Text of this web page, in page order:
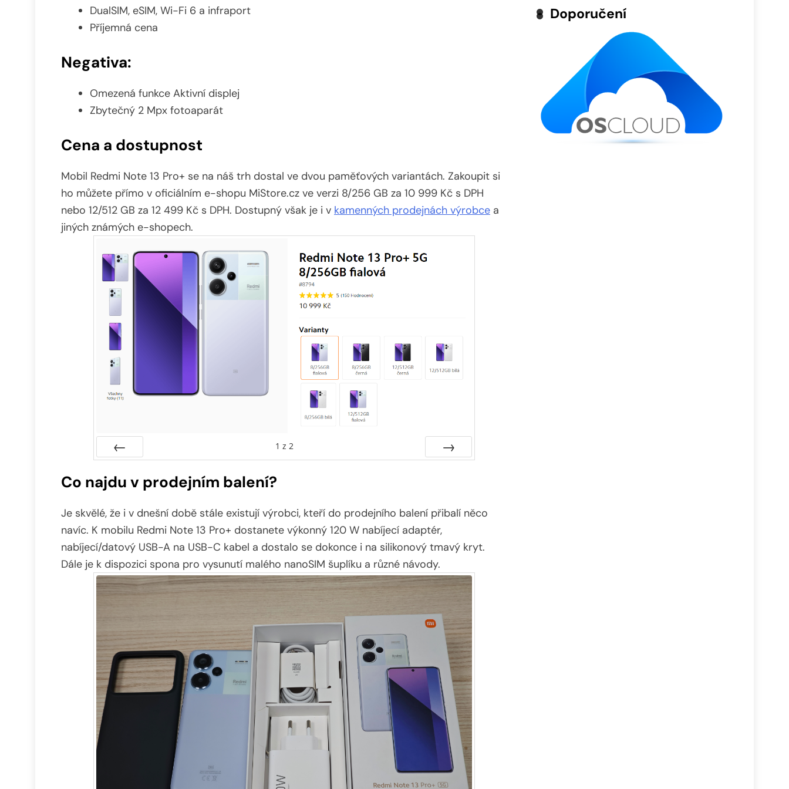
DualSIM, eSIM, Wi-Fi 6 a infraport
Příjemná cena
Negativa:
Omezená funkce Aktivní displej
Zbytečný 2 Mpx fotoaparát
Cena a dostupnost
Mobil Redmi Note 13 Pro+ se na náš trh dostal ve dvou paměťových variantách. Zakoupit si
ho můžete přímo v oficiálním e-shopu MiStore.cz ve verzi 8/256 GB za 10 999 Kč s DPH
nebo 12/512 GB za 12 499 Kč s DPH. Dostupný však je i v kamenných prodejnách výrobce a
jiných známých e-shopech.
1 z 2
Co najdu v prodejním balení?
Je skvělé, že i v dnešní době stále existují výrobci, kteří do prodejního balení přibalí něco
navíc. K mobilu Redmi Note 13 Pro+ dostanete výkonný 120 W nabíjecí adaptér,
nabíjecí/datový USB-A na USB-C kabel a dostalo se dokonce i na silikonový tmavý kryt.
Dále je k dispozici spona pro vysunutí malého nanoSIM šuplíku a různé návody.
Doporučení